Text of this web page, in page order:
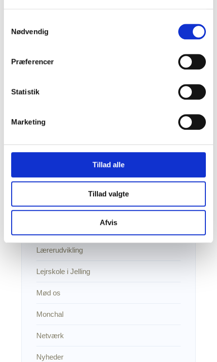
Nødvendig
Præferencer
Statistik
Marketing
Tillad alle
Tillad valgte
Afvis
Kildebankstema om slaveriet og Vestindien
nabovenner eller arvefjender?
Danmark
Kildebansktema om genforeningen
Kildekritiske øvelser
Kulturarv i børnehøjde
Lærerudvikling
Lejrskole i Jelling
Mød os
Monchal
Netværk
Nyheder